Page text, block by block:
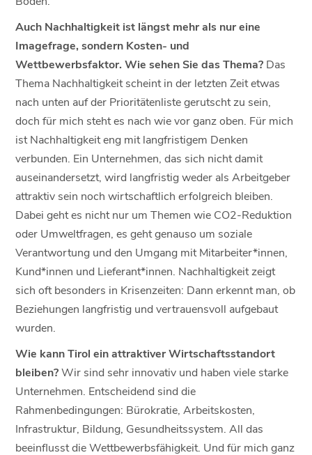
Auch Nachhaltigkeit ist längst mehr als nur eine
Imagefrage, sondern Kosten- und
Wettbewerbsfaktor. Wie sehen Sie das Thema? Das
Thema Nachhaltigkeit scheint in der letzten Zeit etwas
nach unten auf der Prioritätenliste gerutscht zu sein,
doch für mich steht es nach wie vor ganz oben. Für mich
ist Nachhaltigkeit eng mit langfristigem Denken
verbunden. Ein Unternehmen, das sich nicht damit
auseinandersetzt, wird langfristig weder als Arbeitgeber
attraktiv sein noch wirtschaftlich erfolgreich bleiben.
Dabei geht es nicht nur um Themen wie CO2-Reduktion
oder Umweltfragen, es geht genauso um soziale
Verantwortung und den Umgang mit Mitarbeiter*innen,
Kund*innen und Lieferant*innen. Nachhaltigkeit zeigt
sich oft besonders in Krisenzeiten: Dann erkennt man, ob
Beziehungen langfristig und vertrauensvoll aufgebaut
wurden.
Wie kann Tirol ein attraktiver Wirtschaftsstandort
bleiben?Wir sind sehr innovativ und haben viele starke
Unternehmen. Entscheidend sind die
Rahmenbedingungen: Bürokratie, Arbeitskosten,
Infrastruktur, Bildung, Gesundheitssystem. All das
beeinflusst die Wettbewerbsfähigkeit. Und für mich ganz